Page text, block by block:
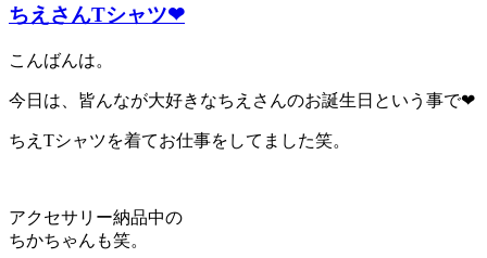
ちえさんTシャツ❤︎
こんばんは。
今日は、皆んなが大好きなちえさんのお誕生日という事で❤︎
ちえTシャツを着てお仕事をしてました笑。
アクセサリー納品中の
ちかちゃんも笑。